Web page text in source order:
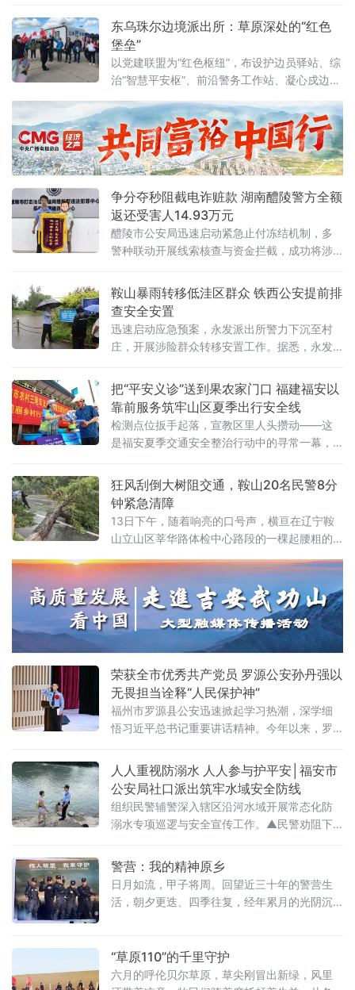
同事
信网络诈骗，即将进行大额转账。值班民警张
海龙、包立冬反复拨打当事人于某的电话，始
终无法接通
东乌珠尔边境派出所：草原深处的“红色
堡垒”
以党建联盟为“红色枢纽”，布设护边员驿站、综
治“智慧平安枢”、前沿警务工作站、凝心戍边警
军警民的力量拧成一股绳，打造“红枢领航·五阵
争分夺秒阻截电诈赃款 湖南醴陵警方全额
返还受害人14.93万元
醴陵市公安局迅速启动紧急止付冻结机制，多
警种联动开展线索核查与资金拦截，成功将涉
警介绍，刘女士在某网络招聘平台浏览岗位
时，看到一则文员招聘广告，遂按页面预留联
系方式添加对方微信。不法分子以入职需参
与“岗前线上培训”为由，诱导刘女士下载
鞍山暴雨转移低洼区群众 铁西公安提前排
查安全安置
迅速启动应急预案，永发派出所警力下沉至村
庄，开展涉险群众转移安置工作。据悉，永发
保，对全村低洼院落及临河危房展开拉网式排
查，建立涉险住户台账，提前梳理出确需转移
的4户
把“平安义诊”送到果农家门口 福建福安以
靠前服务筑牢山区夏季出行安全线
检测点位扳手起落，宣教区里人头攒动——这
是福安夏季交通安全整治行动中的寻常一幕，
典型的山区农业市，葡萄、水蜜桃、芙蓉李等
水果远近闻
狂风刮倒大树阻交通，鞍山20名民警8分
钟紧急清障
13日下午，随着响亮的口号声，横亘在辽宁鞍
山立山区莘华路体检中心路段的一棵起腰粗的
齐有力的呐喊，压过了风雨中的嘈杂
荣获全市优秀共产党员 罗源公安孙丹强以
无畏担当诠释“人民保护神”
福州市罗源县公安迅速掀起学习热潮，深学细
悟习近平总书记重要讲话精神。今年以来，罗
30周年“人民的保护神”崇高精神，严格对标省
厅、市局部署要求，锚定公安为民核心职责深
耕主业。自去年启动“秒响应、护安宁，我是罗
源110，当好‘人民的保护神’”主题实践活动后，
全局持续深
人人重视防溺水 人人参与护平安│福安市
公安局社口派出筑牢水域安全防线
组织民警辅警深入辖区沿河水域开展常态化防
溺水专项巡逻与安全宣传工作。▲民警劝阻下
警营：我的精神原乡
日月如流，甲子将周。回望近三十年的警营生
活，朝夕更迭、四季往复，经年累月的光阴沉
警营的平凡片段如潮水漫过心堤，奔涌而来。
我蓦然惊觉，这正气丰盈的警营，早已收纳我
“草原110”的千里守护
六月的呼伦贝尔草原，草尖刚冒出新绿，风里